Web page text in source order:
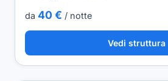
da 40 € / notte
Vedi struttura